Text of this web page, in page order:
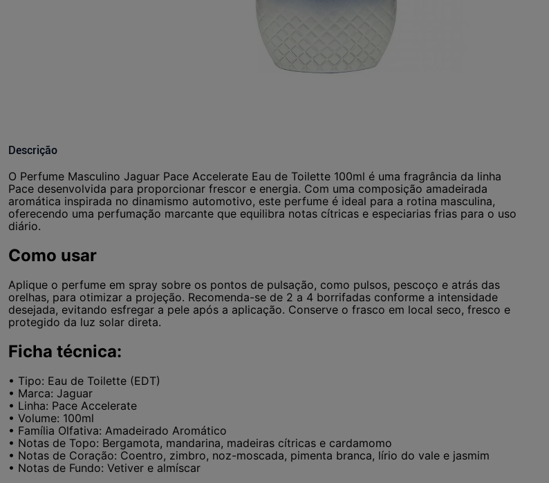
Descrição
O Perfume Masculino Jaguar Pace Accelerate Eau de Toilette 100ml é uma fragrância da linha
Pace desenvolvida para proporcionar frescor e energia. Com uma composição amadeirada
aromática inspirada no dinamismo automotivo, este perfume é ideal para a rotina masculina,
oferecendo uma perfumação marcante que equilibra notas cítricas e especiarias frias para o uso
diário.
Como usar
Aplique o perfume em spray sobre os pontos de pulsação, como pulsos, pescoço e atrás das
orelhas, para otimizar a projeção. Recomenda-se de 2 a 4 borrifadas conforme a intensidade
desejada, evitando esfregar a pele após a aplicação. Conserve o frasco em local seco, fresco e
protegido da luz solar direta.
Ficha técnica:
• Tipo: Eau de Toilette (EDT)
• Marca: Jaguar
• Linha: Pace Accelerate
• Volume: 100ml
• Família Olfativa: Amadeirado Aromático
• Notas de Topo: Bergamota, mandarina, madeiras cítricas e cardamomo
• Notas de Coração: Coentro, zimbro, noz-moscada, pimenta branca, lírio do vale e jasmim
• Notas de Fundo: Vetiver e almíscar